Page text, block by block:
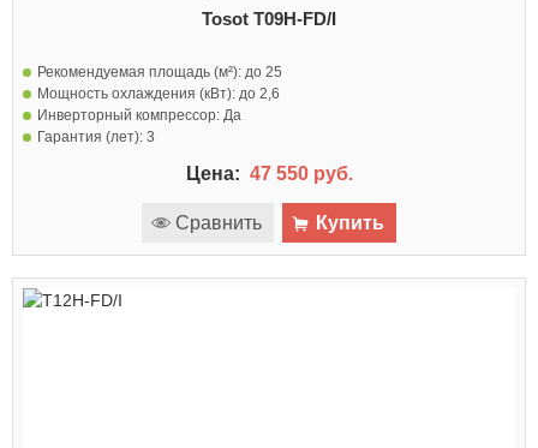
Tosot T09H-FD/I
Рекомендуемая площадь (м²): до 25
Мощность охлаждения (кВт): до 2,6
Инверторный компрессор: Да
Гарантия (лет): 3
Цена: 47 550 руб.
Сравнить Купить